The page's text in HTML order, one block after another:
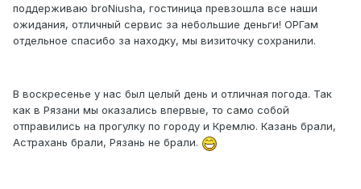
поддерживаю broNiusha, гостиница превзошла все наши
ожидания, отличный сервис за небольшие деньги! ОРГам
отдельное спасибо за находку, мы визиточку сохранили.
В воскресенье у нас был целый день и отличная погода. Так
как в Рязани мы оказались впервые, то само собой
отправились на прогулку по городу и Кремлю. Казань брали,
Астрахань брали, Рязань не брали.